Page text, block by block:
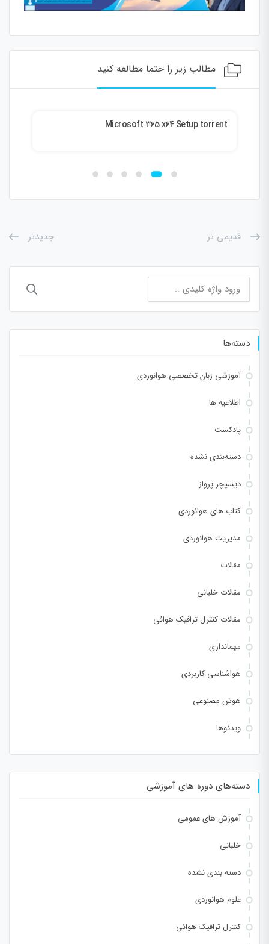
مطالب زیر را حتما مطالعه کنید
PreSonus Studio One Artist Crack + Portable
قدیمی تر جدیدتر
برای:
دسته‌ها
آموزشی زبان تخصصی هوانوردی
اطلاعیه ها
پادکست
دسته‌بندی نشده
دیسپچر پرواز
کتاب های هوانوردی
مدیریت هوانوردی
مقالات
مقالات خلبانی
مقالات کنترل ترافیک هوائی
مهمانداری
هواشناسی کاربردی
هوش مصنوعی
ویدئوها
دسته‌های دوره های آموزشی
آموزش های عمومی
خلبانی
دسته بندی نشده
علوم هوانوردی
کنترل ترافیک هوائی